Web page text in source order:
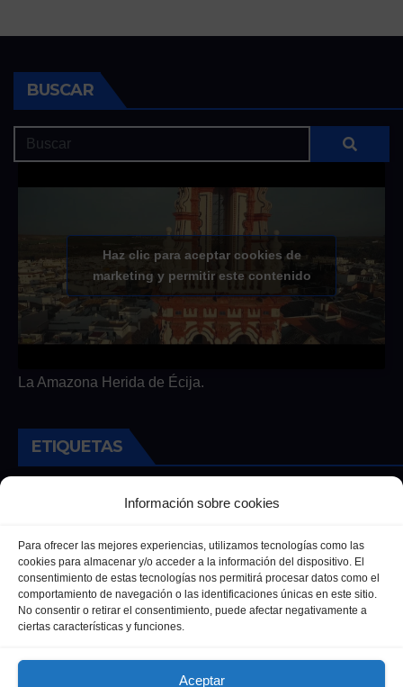
Información sobre cookies
Para ofrecer las mejores experiencias, utilizamos tecnologías como las
cookies para almacenar y/o acceder a la información del dispositivo. El
consentimiento de estas tecnologías nos permitirá procesar datos como el
comportamiento de navegación o las identificaciones únicas en este sitio.
No consentir o retirar el consentimiento, puede afectar negativamente a
ciertas características y funciones.
Aceptar
BUSCAR
Haz clic para aceptar cookies de
marketing y permitir este contenido
La Amazona Herida de Écija.
ETIQUETAS
Andalucía Cultura Deportes